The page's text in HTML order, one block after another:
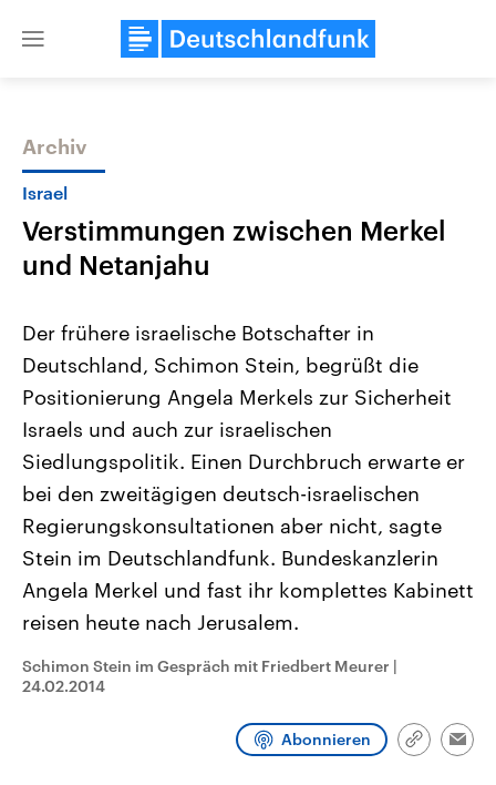
Close
Themen
Landtagswahl Sachsen-Anhalt
2026
Alle Informationen
Sachsen-Anhalt wählt am 6.
September 2026 einen neuen
Landtag. Seit 2021 wird das
Bundesland von einer Koalition aus
CDU, SPD und FDP regiert.-
Umfragen, Prognosen,
Wahlprogramme, aktuelle Berichte
und Hintergründe zu den Parteien
und Kandidaten der anstehenden
Wahl.
USA
Aktuelle Beiträge,
Hintergründe
Wirtschaftlich und
gehören die Vereinigten
den mächtigsten Ländern
mit großem Einfluss auf
Sendungen Programm Podcasts
Audio-Archiv
Archiv
Israel
Verstimmungen zwischen Merkel
und Netanjahu
Der frühere israelische Botschafter in
Deutschland, Schimon Stein, begrüßt die
Positionierung Angela Merkels zur Sicherheit
Israels und auch zur israelischen
Siedlungspolitik. Einen Durchbruch erwarte er
bei den zweitägigen deutsch-israelischen
Regierungskonsultationen aber nicht, sagte
Stein im Deutschlandfunk. Bundeskanzlerin
Angela Merkel und fast ihr komplettes Kabinett
reisen heute nach Jerusalem.
Schimon Stein im Gespräch mit Friedbert Meurer |
24.02.2014
Abonnieren
Link